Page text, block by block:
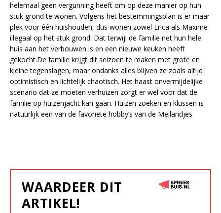
helemaal geen vergunning heeft om op deze manier op hun
stuk grond te wonen. Volgens het bestemmingsplan is er maar
plek voor één huishouden, dus wonen zowel Erica als Maxime
illegaal op het stuk grond. Dat terwijl de familie net hun hele
huis aan het verbouwen is en een nieuwe keuken heeft
gekocht.De familie krijgt dit seizoen te maken met grote en
kleine tegenslagen, maar ondanks alles blijven ze zoals altijd
optimistisch en lichtelijk chaotisch. Het haast onvermijdelijke
scenario dat ze moeten verhuizen zorgt er wel voor dat de
familie op huizenjacht kan gaan. Huizen zoeken en klussen is
natuurlijk een van de favoriete hobby’s van de Meilandjes.
WAARDEER DIT
ARTIKEL!